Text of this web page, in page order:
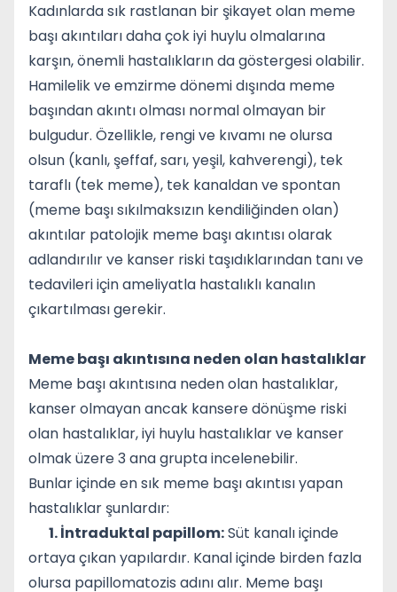
Kadınlarda sık rastlanan bir şikayet olan meme
başı akıntıları daha çok iyi huylu olmalarına
karşın, önemli hastalıkların da göstergesi olabilir.
Hamilelik ve emzirme dönemi dışında meme
başından akıntı olması normal olmayan bir
bulgudur. Özellikle, rengi ve kıvamı ne olursa
olsun (kanlı, şeffaf, sarı, yeşil, kahverengi), tek
taraflı (tek meme), tek kanaldan ve spontan
(meme başı sıkılmaksızın kendiliğinden olan)
akıntılar patolojik meme başı akıntısı olarak
adlandırılır ve kanser riski taşıdıklarından tanı ve
tedavileri için ameliyatla hastalıklı kanalın
çıkartılması gerekir.
Meme başı akıntısına neden olan hastalıklar
Meme başı akıntısına neden olan hastalıklar,
kanser olmayan ancak kansere dönüşme riski
olan hastalıklar, iyi huylu hastalıklar ve kanser
olmak üzere 3 ana grupta incelenebilir.
Bunlar içinde en sık meme başı akıntısı yapan
hastalıklar şunlardır:
1. İntraduktal papillom:Süt kanalı içinde
ortaya çıkan yapılardır. Kanal içinde birden fazla
olursa papillomatozis adını alır. Meme başı